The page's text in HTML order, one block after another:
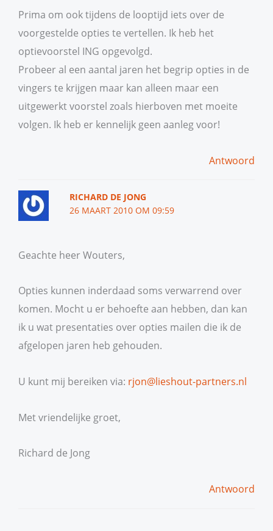
Prima om ook tijdens de looptijd iets over de
voorgestelde opties te vertellen. Ik heb het
optievoorstel ING opgevolgd.
Probeer al een aantal jaren het begrip opties in de
vingers te krijgen maar kan alleen maar een
uitgewerkt voorstel zoals hierboven met moeite
volgen. Ik heb er kennelijk geen aanleg voor!
Antwoord
RICHARD DE JONG
26 MAART 2010 OM 09:59
Geachte heer Wouters,
Opties kunnen inderdaad soms verwarrend over
komen. Mocht u er behoefte aan hebben, dan kan
ik u wat presentaties over opties mailen die ik de
afgelopen jaren heb gehouden.
U kunt mij bereiken via: rjon@lieshout-partners.nl
Met vriendelijke groet,
Richard de Jong
Antwoord